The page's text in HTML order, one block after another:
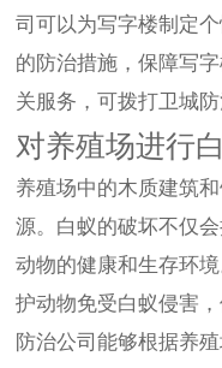
司可以为写字楼制定
的防治措施，保障写
关服务，可拨打卫城
对养殖场进行
养殖场中的木质建筑
源。白蚁的破坏不仅
动物的健康和生存环
护动物免受白蚁侵害
防治公司能够根据养